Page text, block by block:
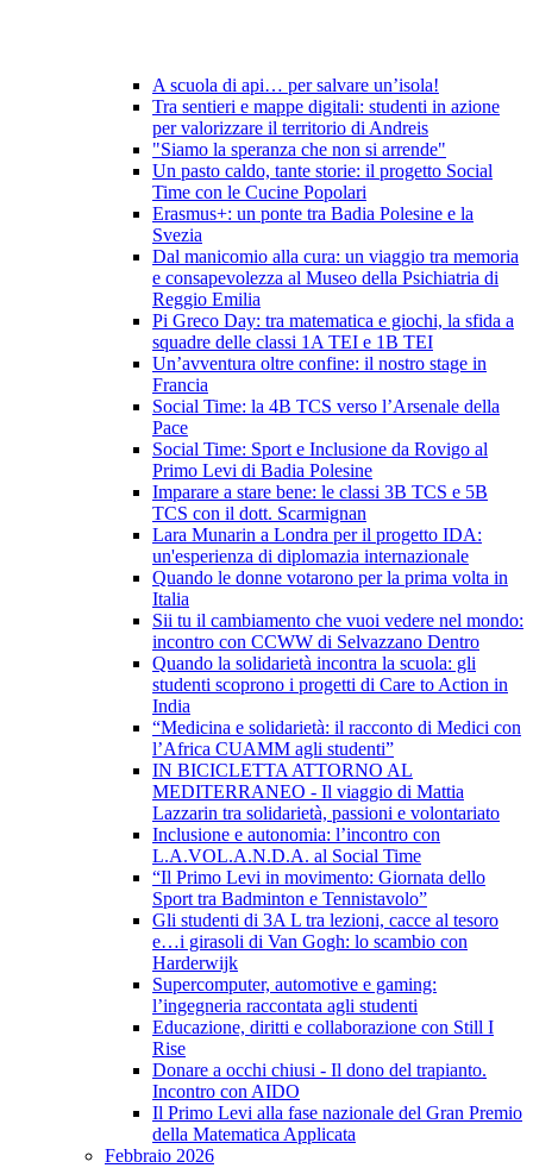
A scuola di api… per salvare un’isola!
Tra sentieri e mappe digitali: studenti in azione
per valorizzare il territorio di Andreis
"Siamo la speranza che non si arrende"
Un pasto caldo, tante storie: il progetto Social
Time con le Cucine Popolari
Erasmus+: un ponte tra Badia Polesine e la
Svezia
Dal manicomio alla cura: un viaggio tra memoria
e consapevolezza al Museo della Psichiatria di
Reggio Emilia
Pi Greco Day: tra matematica e giochi, la sfida a
squadre delle classi 1A TEI e 1B TEI
Un’avventura oltre confine: il nostro stage in
Francia
Social Time: la 4B TCS verso l’Arsenale della
Pace
Social Time: Sport e Inclusione da Rovigo al
Primo Levi di Badia Polesine
Imparare a stare bene: le classi 3B TCS e 5B
TCS con il dott. Scarmignan
Lara Munarin a Londra per il progetto IDA:
un'esperienza di diplomazia internazionale
Quando le donne votarono per la prima volta in
Italia
Sii tu il cambiamento che vuoi vedere nel mondo:
incontro con CCWW di Selvazzano Dentro
Quando la solidarietà incontra la scuola: gli
studenti scoprono i progetti di Care to Action in
India
“Medicina e solidarietà: il racconto di Medici con
l’Africa CUAMM agli studenti”
IN BICICLETTA ATTORNO AL
MEDITERRANEO - Il viaggio di Mattia
Lazzarin tra solidarietà, passioni e volontariato
Inclusione e autonomia: l’incontro con
L.A.VOL.A.N.D.A. al Social Time
“Il Primo Levi in movimento: Giornata dello
Sport tra Badminton e Tennistavolo”
Gli studenti di 3A L tra lezioni, cacce al tesoro
e…i girasoli di Van Gogh: lo scambio con
Harderwijk
Supercomputer, automotive e gaming:
l’ingegneria raccontata agli studenti
Educazione, diritti e collaborazione con Still I
Rise
Donare a occhi chiusi - Il dono del trapianto.
Incontro con AIDO
Il Primo Levi alla fase nazionale del Gran Premio
della Matematica Applicata
Febbraio 2026